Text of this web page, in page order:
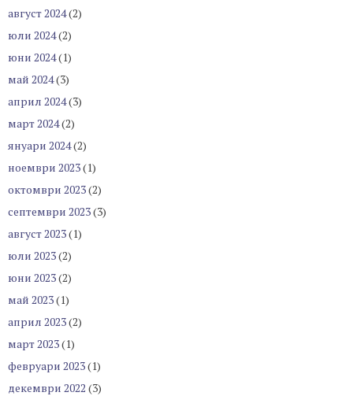
август 2024(2)
юли 2024(2)
юни 2024(1)
май 2024(3)
април 2024(3)
март 2024(2)
януари 2024(2)
ноември 2023(1)
октомври 2023(2)
септември 2023(3)
август 2023(1)
юли 2023(2)
юни 2023(2)
май 2023(1)
април 2023(2)
март 2023(1)
февруари 2023(1)
декември 2022 (3)